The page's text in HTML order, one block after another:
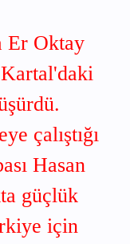
Er Oktay
çalıştığı
Hasan
güçlük
için